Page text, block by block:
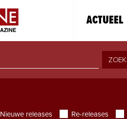
ACTUEEL
ZOEK
Nieuwe releases Re-releases